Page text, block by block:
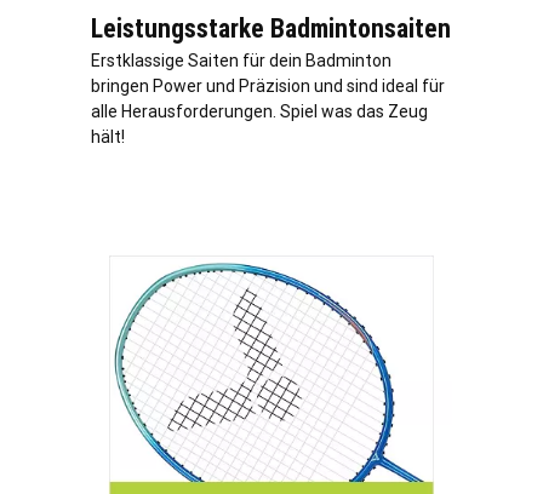
Leistungsstarke Badmintonsaiten
Erstklassige Saiten für dein Badminton
bringen Power und Präzision und sind ideal für
alle Herausforderungen. Spiel was das Zeug
hält!